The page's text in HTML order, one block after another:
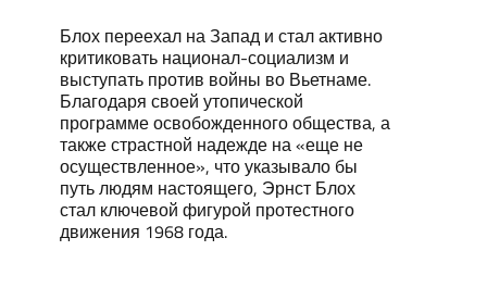
Блох переехал на Запад и стал активно
критиковать национал-социализм и
выступать против войны во Вьетнаме.
Благодаря своей утопической
программе освобожденного общества, а
также страстной надежде на «еще не
осуществленное», что указывало бы
путь людям настоящего, Эрнст Блох
стал ключевой фигурой протестного
движения 1968 года.